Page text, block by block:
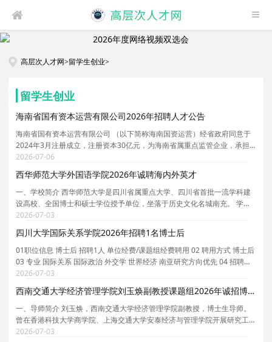
高层次人才网>留学生创业>
留学生创业
海南省国有资本运营有限公司2026年招聘人才公告
海南省国有资本运营有限公司 （以下简称海南国资运营）经省政府同意于
2024年3月注册成立，注册资本30亿元，为海南省属重点监管企业，承担
省级层面全局性、战略性负责国有资本运作职能。截至2025年末，资产总
额达252.63亿元，研发投入连续两年突破1亿元，高新
2026-07-06
西华师范大学外国语学院2026年诚聘海内外英才
一、学校简介 西华师范大学是四川省属重点大学、四川省首批一流学科建
设高校、全国博士和硕士学位授予单位，坐落于历史文化名城南充。 学科
门类齐全。学校现有 2 个博士学位授权一级学科， 20 个硕士学位授权一级
学科， 18 个硕士专业学位授权类别。 78 个本
2026-07-03
四川大学国际关系学院2026年招聘1名博士后
01职位信息 博士后 招聘1人 单位经费/课题组经费聘用 02 聘用方式 博士后
03 专业 国际关系 国际政治 外交学 世界经济 南亚研究方向优先 04 招聘时
间 截止时间：2026.09.30 / 23:59:59 05 招聘单位 四川大学-国际关系学院
06 应聘条件 博士学位 07 岗位职责:
2026-07-03
西南交通大学经济管理学院刘玉焕副教授课题组2026年诚招博士后
一、导师简介 刘玉焕，西南交通大学经济管理学院副教授，博士生导师。
曾在香港科技大学商学院、上海交通大学安泰经济与管理学院开展研究工
作。主持国家自然科学资金、国家社科基金等 5 项国家及省部级项科研项
2026-07-03